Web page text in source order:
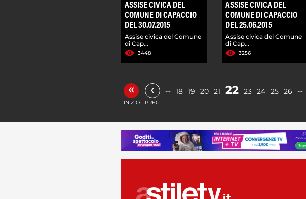
ASSISE CIVICA DEL
COMUNE DI CAPACCIO
DEL 30.07.2015
Assise civica del Comune
di Cap...
3448
ASSISE CIVICA DEL
COMUNE DI CAPACCIO
DEL 25.06.2015
Assise civica del Comune
di Cap...
3256
«
INIZIO
‹
PREC.
… 18 19 20 21 22 23 24 25 26 …